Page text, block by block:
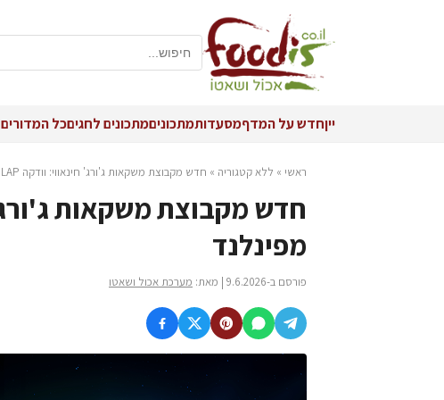
ייןחדש על המדףמסעדותמתכוניםמתכונים לחגיםכל המדורים
ראשי » ללא קטגוריה » חדש מקבוצת משקאות ג'ורג' חינאווי: וודקה FIN LAP מפינלנד
מפינלנד
פורסם ב-9.6.2026 | מאת: מערכת אכול ושאטו